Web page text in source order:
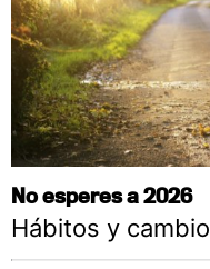
No esperes a 2026
Hábitos y